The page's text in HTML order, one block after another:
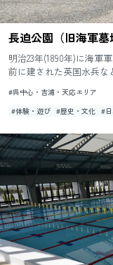
長迫公園（旧海軍墓
明治23年(1890年)に海軍
前に建された英国水兵な
#呉中心・吉浦・天応エリア
#体験・遊び #歴史・文化 #